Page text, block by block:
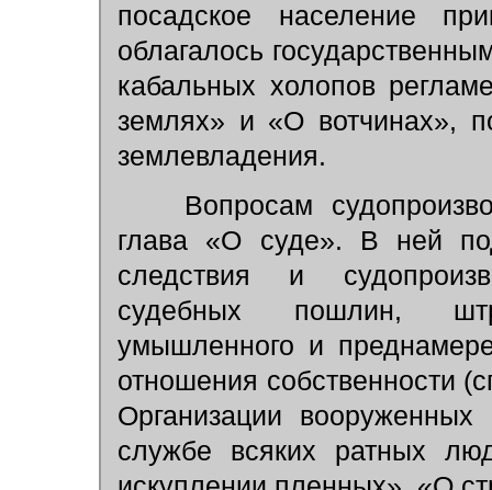
посадское население
облагалось
кабальных холопов
землях» и «О вотчинах»,
землевладения.
Вопросам
глава «О суде». В ней
следствия и
судебных пошлин,
умышленного и
отношения собственности
Организации
службе всяких ратных